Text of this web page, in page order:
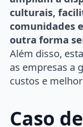
culturais,
comunidades
outra forma
Além disso,
as empresas a
custos e
Caso